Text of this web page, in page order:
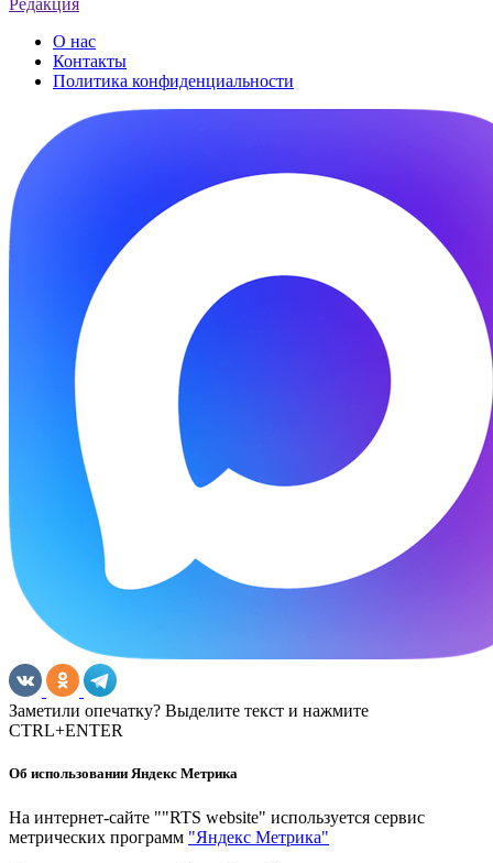
Редакция
О нас
Контакты
Политика конфиденциальности
Заметили опечатку? Выделите текст и нажмите
CTRL+ENTER
Об использовании Яндекс Метрика
На интернет-сайте ""RTS website" используется сервис
метрических программ "Яндекс Метрика"